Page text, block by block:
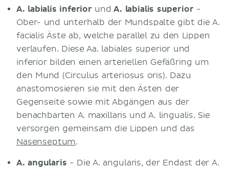
A. labialis inferior und A. labialis superior-
Ober- und unterhalb der Mundspalte gibt die A.
facialis Äste ab, welche parallel zu den Lippen
verlaufen. Diese Aa. labiales superior und
inferior bilden einen arteriellen Gefäßring um
den Mund (Circulus arteriosus oris). Dazu
anastomosieren sie mit den Ästen der
Gegenseite sowie mit Abgängen aus der
benachbarten A. maxillaris und A. lingualis. Sie
versorgen gemeinsam die Lippen und das
Nasenseptum.
A. angularis - Die A. angularis, der Endast der A.